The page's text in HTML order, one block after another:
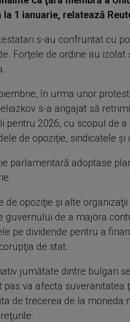
la 1 ianuarie, relatează
s-au confruntat cu
Forţele de ordine au
în urma unor
s-a angajat să
pentru 2026, cu scopul de
de opoziţie, sindicatele şi
parlamentară adoptase
de opoziţie şi alte
guvernului de a majora
pe dividende pentru a
de stat.
jumătate dintre bulgari
pas va afecta
de trecerea de la moneda